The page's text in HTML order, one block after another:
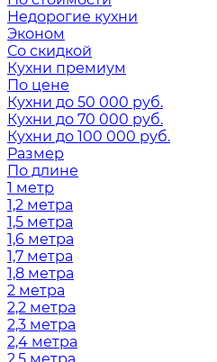
Недорогие кухни
Эконом
Со скидкой
Кухни премиум
По цене
Кухни до 50 000 руб.
Кухни до 70 000 руб.
Кухни до 100 000 руб.
Размер
По длине
1 метр
1,2 метра
1,5 метра
1,6 метра
1,7 метра
1,8 метра
2 метра
2,2 метра
2,3 метра
2,4 метра